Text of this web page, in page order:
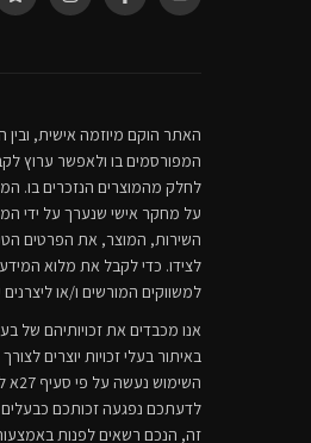
האתר הוקם מיוזמה אישית,
המפורסמים בו ולאפשר ערוץ
לחלק מהמוצרים הנזכרים בו.
על מחקר אישי שנערך על ידי
השירות, המוצר, את הפרטים
לצידו. כדי לקבל את מלוא
למשווקים המורשים ו/או
אנו מכבדים את זכויותיהם של
באיתור בעלי זכויות יוצרים
לדעתכם נפגעה זכותכם כבעלים
זה, הנכם רשאים לפנות